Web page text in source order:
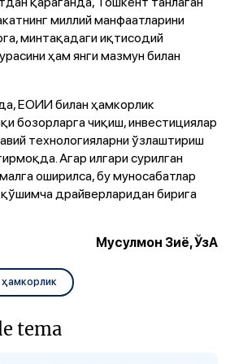
миллий манфаатларини
минтақадаги иқтисодий
ҳам янги мазмун билан
ЕОИИ билан ҳамкорлик
бозорларга чиқиш, инвестициялар
технологияларни ўзлаштириш
Агар илгари сурилган
оширилса, бу муносабатлар
драйверларидан бирига
Мусулмон Зиё, ЎзА
ҳамкорлик
tema